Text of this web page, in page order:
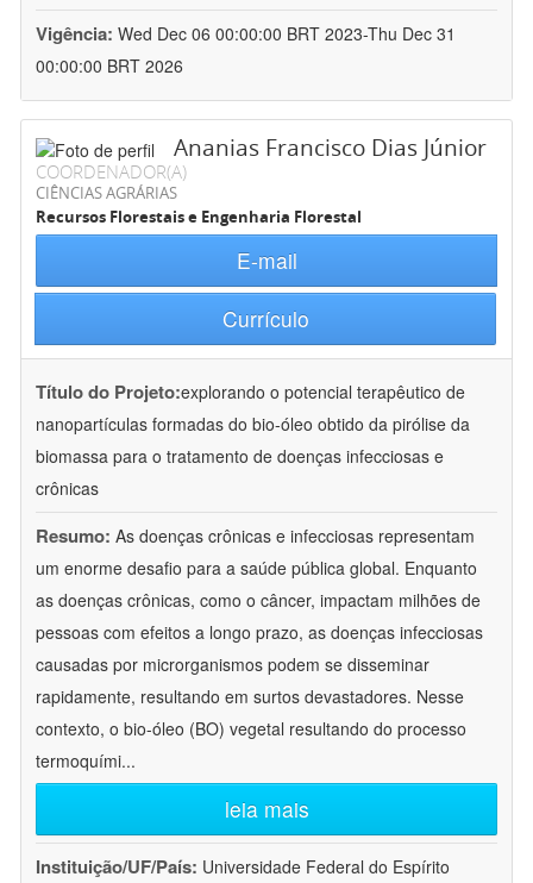
Vigência: Wed Dec 06 00:00:00 BRT 2023-Thu Dec 31
00:00:00 BRT 2026
Ananias Francisco Dias Júnior
COORDENADOR(A)
CIÊNCIAS AGRÁRIAS
Recursos Florestais e Engenharia Florestal
E-mail
Currículo
Título do Projeto:explorando o potencial terapêutico de
nanopartículas formadas do bio-óleo obtido da pirólise da
biomassa para o tratamento de doenças infecciosas e
crônicas
Resumo: As doenças crônicas e infecciosas representam
um enorme desafio para a saúde pública global. Enquanto
as doenças crônicas, como o câncer, impactam milhões de
pessoas com efeitos a longo prazo, as doenças infecciosas
causadas por microrganismos podem se disseminar
rapidamente, resultando em surtos devastadores. Nesse
contexto, o bio-óleo (BO) vegetal resultando do processo
termoquími...
leia mais
Instituição/UF/País: Universidade Federal do Espírito